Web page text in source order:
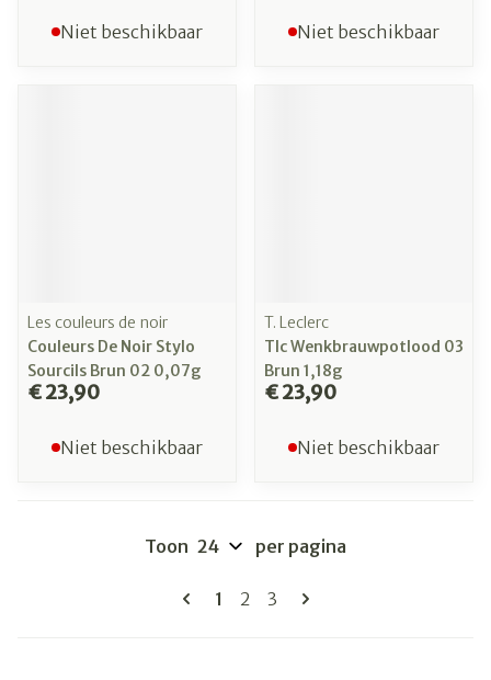
Niet beschikbaar Niet beschikbaar
Les couleurs de noir
Couleurs De Noir Stylo
Sourcils Brun 02 0,07g
€ 23,90
Niet beschikbaar
T. Leclerc
Tlc Wenkbrauwpotlood 03
Brun 1,18g
€ 23,90
Niet beschikbaar
Pagina's
U lees momenteel pagina
1 Pagina
2 Pagina
3
Toon per pagina